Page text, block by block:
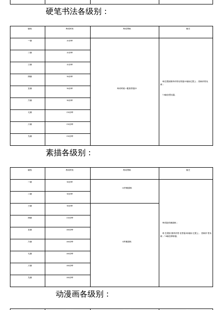
硬笔书法各级别：
级别 考试时长 考试用纸 备注
一级 45分钟
考试时统一配发答题卡
考生需按要求作答在答题卡相应位置上，否则作答无
效；
7-9级含理论题。
二级 45分钟
三级 45分钟
四级 90分钟
五级 90分钟
六级 90分钟
七级 150分钟
八级 150分钟
九级 150分钟
素描各级别：
级别 考试时长 考试用纸 备注
一级 90分钟
16开素描纸
考试提供素描纸；
考生需按要求作答在答题纸相应位置上，否则作答无
效；7-8级含辨析题。
二级 90分钟
三级 90分钟
8开素描纸
四级 150分钟
五级 180分钟
六级 180分钟
七级 180分钟
八级 180分钟
九级 180分钟
动漫画各级别：